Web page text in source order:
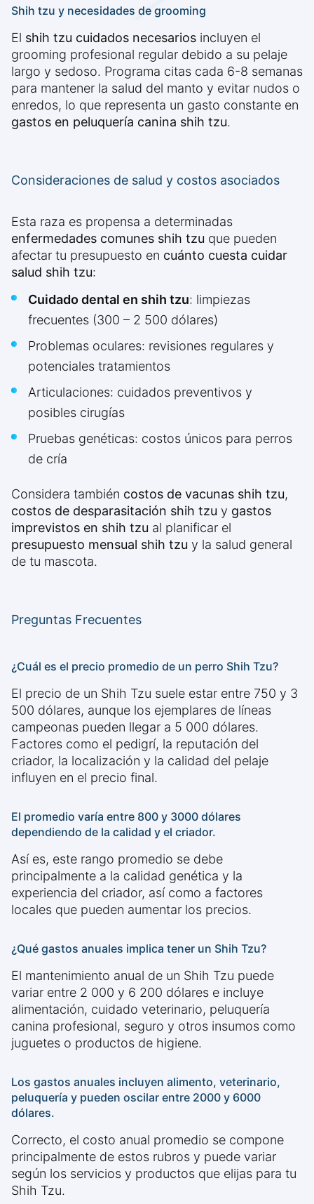
Shih tzu y necesidades de grooming
El shih tzu cuidados necesarios incluyen el
grooming profesional regular debido a su pelaje
largo y sedoso. Programa citas cada 6-8 semanas
para mantener la salud del manto y evitar nudos o
enredos, lo que representa un gasto constante en
gastos en peluquería canina shih tzu.
Consideraciones de salud y costos asociados
Esta raza es propensa a determinadas
enfermedades comunes shih tzu que pueden
afectar tu presupuesto en cuánto cuesta cuidar
salud shih tzu:
Cuidado dental en shih tzu: limpiezas
frecuentes (300 – 2 500 dólares)
Problemas oculares: revisiones regulares y
potenciales tratamientos
Articulaciones: cuidados preventivos y
posibles cirugías
Pruebas genéticas: costos únicos para perros
de cría
Considera también costos de vacunas shih tzu,
costos de desparasitación shih tzu y gastos
imprevistos en shih tzu al planificar el
presupuesto mensual shih tzu y la salud general
de tu mascota.
Preguntas Frecuentes
¿Cuál es el precio promedio de un perro Shih Tzu?
El precio de un Shih Tzu suele estar entre 750 y 3
500 dólares, aunque los ejemplares de líneas
campeonas pueden llegar a 5 000 dólares.
Factores como el pedigrí, la reputación del
criador, la localización y la calidad del pelaje
influyen en el precio final.
El promedio varía entre 800 y 3000 dólares
dependiendo de la calidad y el criador.
Así es, este rango promedio se debe
principalmente a la calidad genética y la
experiencia del criador, así como a factores
locales que pueden aumentar los precios.
¿Qué gastos anuales implica tener un Shih Tzu?
El mantenimiento anual de un Shih Tzu puede
variar entre 2 000 y 6 200 dólares e incluye
alimentación, cuidado veterinario, peluquería
canina profesional, seguro y otros insumos como
juguetes o productos de higiene.
Los gastos anuales incluyen alimento, veterinario,
peluquería y pueden oscilar entre 2000 y 6000
dólares.
Correcto, el costo anual promedio se compone
principalmente de estos rubros y puede variar
según los servicios y productos que elijas para tu
Shih Tzu.